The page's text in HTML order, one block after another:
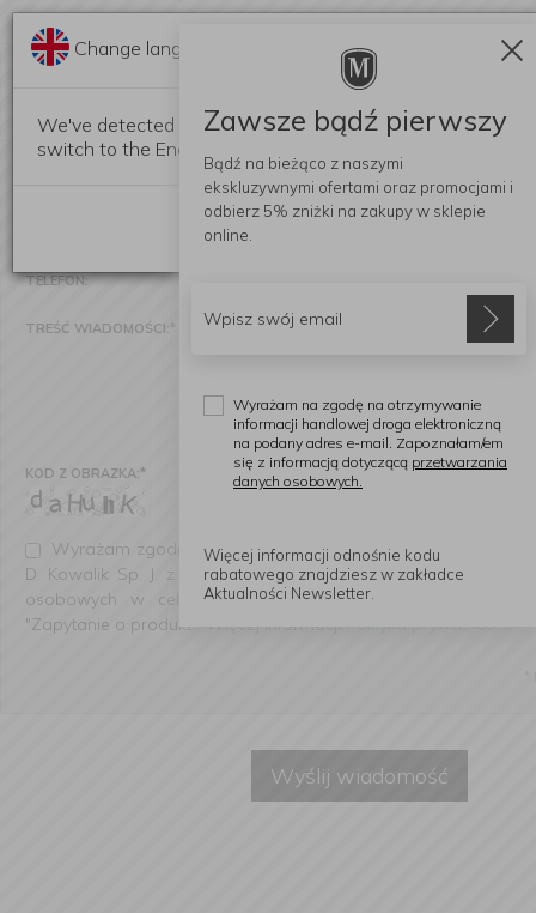
KUBEK BOTANIC GARDEN 260ML PIWONIA (II
TELEFON:
TREŚĆ WIADOMOŚCI: *
KOD Z OBRAZKA:*
Wyrażam zgodę na przetwarzanie przez Firmę Handlową
D. Kowalik Sp. J. z siedzibą przy ul. Słowiańskiej 22, 64-100
osobowych w celu udzielenia odpowiedzi na zadanie
"Zapytanie o produkt". Więcej informacji Polityka prywatności.
Wyślij wiadomość
Change language?
We've detected that your browser language is not Polish.
switch to the English version of our website?
Zawsze bądź pierwszy
Bądź na bieżąco z naszymi
ekskluzywnymi ofertami oraz promocjami i
odbierz 5% zniżki na zakupy w sklepie
online.
Wyrażam na zgodę na otrzymywanie
informacji handlowej droga elektroniczną
na podany adres e-mail. Zapoznałam/em
się z informacją dotyczącą przetwarzania
danych osobowych.
Więcej informacji odnośnie kodu
rabatowego znajdziesz w zakładce
Aktualności Newsletter.